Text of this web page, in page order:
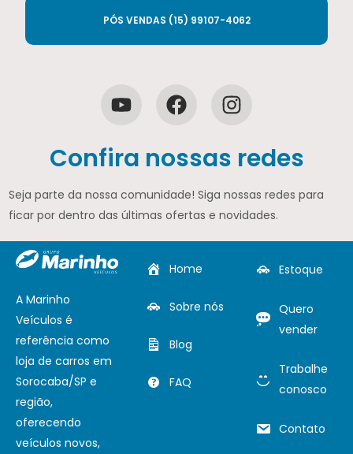
PÓS VENDAS (15) 99107-4062
Confira nossas redes
Seja parte da nossa comunidade! Siga nossas redes para
ficar por dentro das últimas ofertas e novidades.
A Marinho
Veículos é
referência como
loja de carros em
Sorocaba/SP e
região,
oferecendo
veículos novos,
Home
Sobre nós
Blog
FAQ
Estoque
Quero
vender
Trabalhe
conosco
Contato